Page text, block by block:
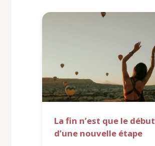
La fin n’est que le début
d’une nouvelle étape